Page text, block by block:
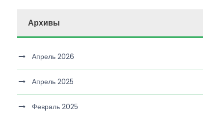
Архивы
Апрель 2026
Апрель 2025
Февраль 2025